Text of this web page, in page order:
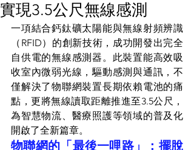
實現3.5公尺無線感測
一項結合鈣鈦礦太陽能與無線射頻辨識
（RFID）的創新技術，成功開發出完全
自供電的無線感測器。此裝置能高效吸
收室內微弱光線，驅動感測與通訊，不
僅解決了物聯網裝置長期依賴電池的痛
點，更將無線讀取距離推進至3.5公尺，
為智慧物流、醫療照護等領域的普及化
開啟了全新篇章。
物聯網的「最後一哩路」：擺脫